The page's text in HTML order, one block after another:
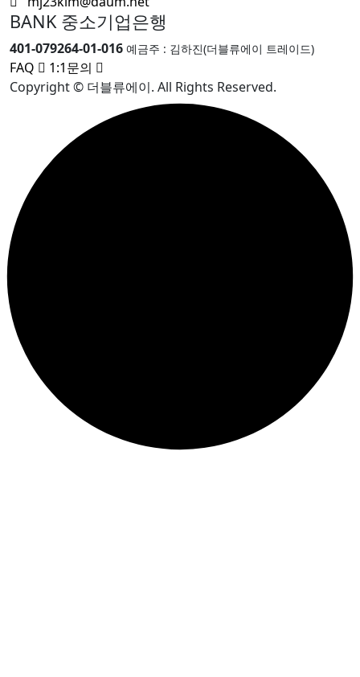
BANK 중소기업은행
401-079264-01-016 예금주 : 김하진(더블류에이 트레이드)
FAQ
1:1문의
Copyright © 더블류에이. All Rights Reserved.